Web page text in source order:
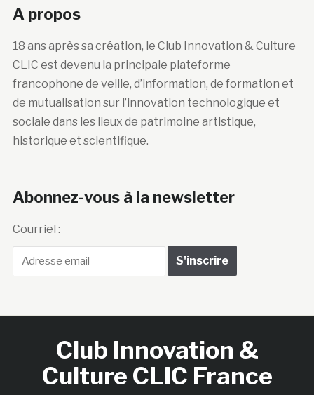
A propos
18 ans après sa création, le Club Innovation & Culture
CLIC est devenu la principale plateforme
francophone de veille, d’information, de formation et
de mutualisation sur l’innovation technologique et
sociale dans les lieux de patrimoine artistique,
historique et scientifique.
Abonnez-vous à la newsletter
Courriel :
Club Innovation &
Culture CLIC France